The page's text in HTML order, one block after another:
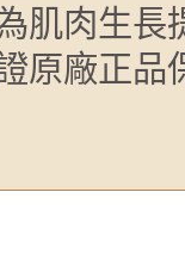
肌肉生長
原廠正品